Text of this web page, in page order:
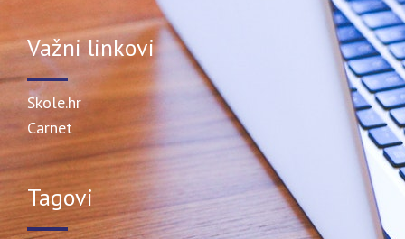
Važni linkovi
Skole.hr
Carnet
Tagovi